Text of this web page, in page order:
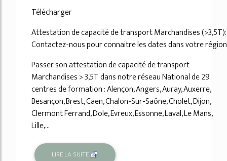
Télécharger
Attestation de capacité de transport Marchandises (>3,5T):
Contactez-nous pour connaitre les dates dans votre région
Passer son attestation de capacité de transport
Marchandises > 3,5T dans notre réseau National de 29
centres de formation : Alençon, Angers, Auray, Auxerre,
Besançon, Brest, Caen, Chalon-Sur-Saône, Cholet, Dijon,
Clermont Ferrand, Dole, Evreux, Essonne, Laval, Le Mans,
Lille,...
LIRE LA SUITE